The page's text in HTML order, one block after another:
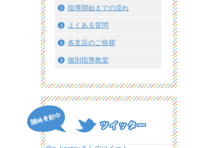
指導開始までの流れ
よくある質問
各支店のご挨拶
個別指導教室